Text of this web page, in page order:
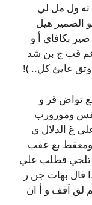
ول مل لي
الضمير هيل
بكافاي أ و
عم قب ج بن شد
وتق عايئ كل.. )!
تواض قر و
ومورورب
غ الدلال ي
ومعقط بع عقب
تلجي فطلب علي
بهات جن ر
لق آقف و أ ان